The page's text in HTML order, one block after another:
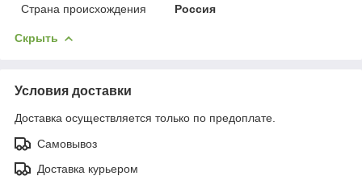
Страна происхождения
Россия
Скрыть
Условия доставки
Доставка осуществляется только по предоплате.
Самовывоз
Доставка курьером